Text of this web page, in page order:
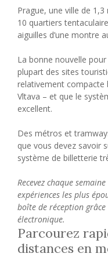
Prague, une ville de
10 quartiers
aiguilles d’une montre
La bonne nouvelle
plupart des sites
relativement compacte
Vltava – et que le
excellent.
Des métros et
que vous devez savoir
système de billetterie
Recevez chaque
expériences les plus
boîte de réception
électronique.
Parcourez
distances en